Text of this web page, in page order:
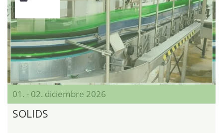
01. - 02. diciembre 2026
SOLIDS